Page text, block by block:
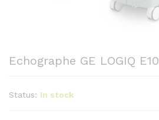
Echographe GE LOGIQ E10
Status: In stock